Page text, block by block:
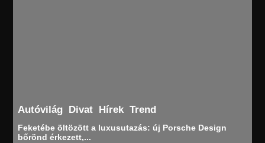
Autóvilág Divat Hírek Trend
Feketébe öltözött a luxusutazás: új Porsche Design
bőrönd érkezett,...